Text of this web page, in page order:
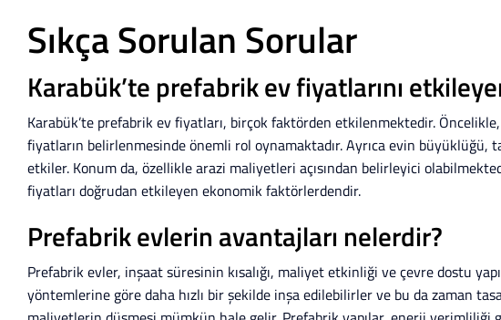
Sıkça Sorulan Sorular
Karabük’te prefabrik ev fiyatlarını
Karabük’te prefabrik ev fiyatları, birçok faktörden etkilenmektedir.
fiyatların belirlenmesinde önemli rol oynamaktadır. Ayrıca evin büyüklüğü,
etkiler. Konum da, özellikle arazi maliyetleri açısından belirleyici
fiyatları doğrudan etkileyen ekonomik faktörlerdendir.
Prefabrik evlerin avantajları nelerdir?
Prefabrik evler, inşaat süresinin kısalığı, maliyet etkinliği ve çevre dostu
yöntemlerine göre daha hızlı bir şekilde inşa edilebilirler ve bu da zaman